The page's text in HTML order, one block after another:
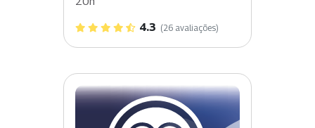
4.3 (26 avaliações)